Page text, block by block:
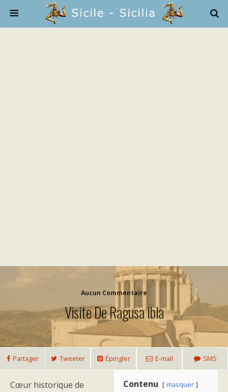
Aucun Commentaire
Visite De Ragusa Ibla
Partager Tweeter Épingler E-mail SMS
Contenu masquer
Cœur historique de